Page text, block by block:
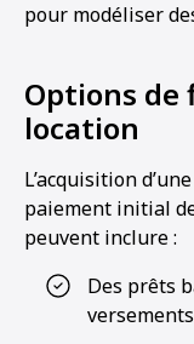
pour modéliser
Options de
location
L’acquisition
paiement initial
peuvent inclure :
Des prêts